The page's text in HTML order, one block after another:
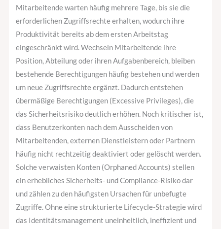
Mitarbeitende warten häufig mehrere Tage, bis sie die
erforderlichen Zugriffsrechte erhalten, wodurch ihre
Produktivität bereits ab dem ersten Arbeitstag
eingeschränkt wird. Wechseln Mitarbeitende ihre
Position, Abteilung oder ihren Aufgabenbereich, bleiben
bestehende Berechtigungen häufig bestehen und werden
um neue Zugriffsrechte ergänzt. Dadurch entstehen
übermäßige Berechtigungen (Excessive Privileges), die
das Sicherheitsrisiko deutlich erhöhen. Noch kritischer ist,
dass Benutzerkonten nach dem Ausscheiden von
Mitarbeitenden, externen Dienstleistern oder Partnern
häufig nicht rechtzeitig deaktiviert oder gelöscht werden.
Solche verwaisten Konten (Orphaned Accounts) stellen
ein erhebliches Sicherheits- und Compliance-Risiko dar
und zählen zu den häufigsten Ursachen für unbefugte
Zugriffe. Ohne eine strukturierte Lifecycle-Strategie wird
das Identitätsmanagement uneinheitlich, ineffizient und